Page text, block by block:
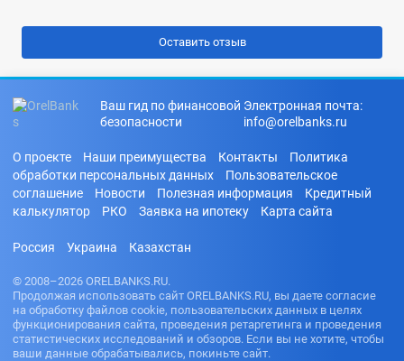
Ваш гид по финансовой
безопасности
Электронная почта:
info@orelbanks.ru
О проекте Наши преимущества Контакты
Политика
обработки персональных данных
Пользовательское
соглашение
Новости Полезная информация
Кредитный
калькулятор
РКО Заявка на ипотеку Карта сайта
Россия Украина Казахстан
© 2008–2026 ORELBANKS.RU.
Продолжая использовать сайт ORELBANKS.RU, вы даете согласие
на обработку файлов cookie, пользовательских данных в целях
функционирования сайта, проведения ретаргетинга и проведения
статистических исследований и обзоров. Если вы не хотите, чтобы
ваши данные обрабатывались, покиньте сайт.